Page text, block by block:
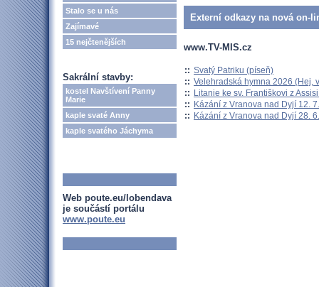
Stalo se u nás
Zajímavé
15 nejčtenějších
Sakrální stavby:
kostel Navštívení Panny
Marie
kaple svaté Anny
kaple svatého Jáchyma
Web poute.eu/lobendava
je součástí portálu
www.poute.eu
Externí odkazy na nová on-
www.TV-MIS.cz
:: Svatý Patriku (píseň)
:: Velehradská hymna 2026 (Hej,
:: Litanie ke sv. Františkovi z
:: Kázání z Vranova nad Dyjí 12.
:: Kázání z Vranova nad Dyjí 28.